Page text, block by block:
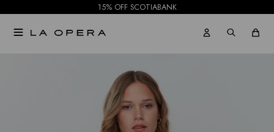
15% OFF SCOTIABANK
